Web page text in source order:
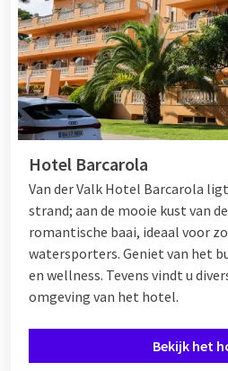
Hotel Barcarola
Van der Valk Hotel Barcarola
strand; aan de mooie kust van
romantische baai, ideaal voor
watersporters. Geniet van het
en wellness. Tevens vindt u
omgeving van het hotel.
Bekijk het